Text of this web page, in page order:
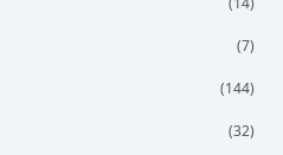
(7)
(144)
(32)